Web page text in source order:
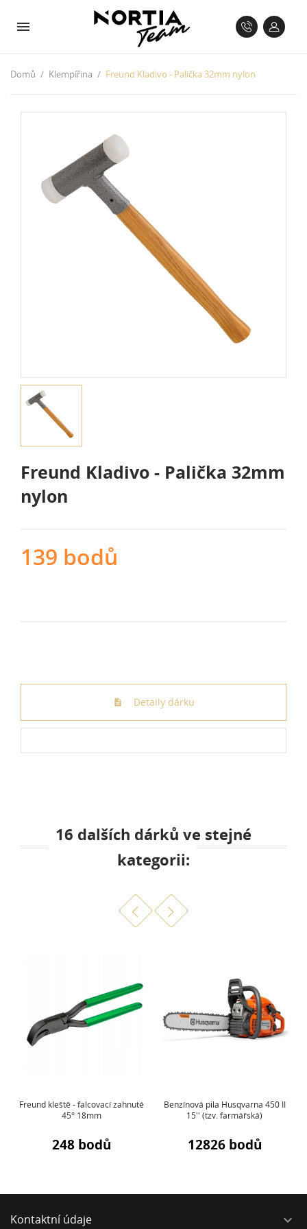
Domů Klempířina Freund Kladivo - Palička 32mm nylon
Freund Kladivo - Palička 32mm
nylon
139 bodů
Detaily dárku
16 dalších dárků ve stejné
kategorii:
Freund kleště - falcovací zahnuté
45° 18mm
248 bodů
Benzínová pila Husqvarna 450 II
15'' (tzv. farmářská)
12826 bodů
Kontaktní údaje 